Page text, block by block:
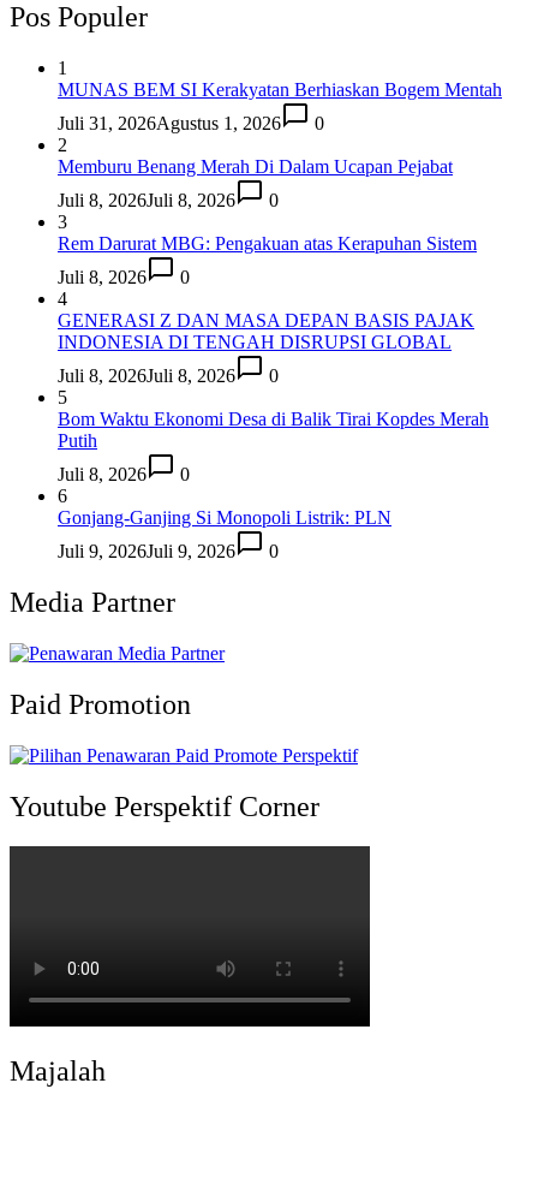
Pos Populer
1
MUNAS BEM SI Kerakyatan Berhiaskan Bogem Mentah
Juli 31, 2026Agustus 1, 2026
0
2
Memburu Benang Merah Di Dalam Ucapan Pejabat
Juli 8, 2026Juli 8, 2026
0
3
Rem Darurat MBG: Pengakuan atas Kerapuhan Sistem
Juli 8, 2026
0
4
GENERASI Z DAN MASA DEPAN BASIS PAJAK
INDONESIA DI TENGAH DISRUPSI GLOBAL
Juli 8, 2026Juli 8, 2026
0
5
Bom Waktu Ekonomi Desa di Balik Tirai Kopdes Merah
Putih
Juli 8, 2026
0
6
Gonjang-Ganjing Si Monopoli Listrik: PLN
Juli 9, 2026Juli 9, 2026 0
Media Partner
Paid Promotion
Youtube Perspektif Corner
Majalah